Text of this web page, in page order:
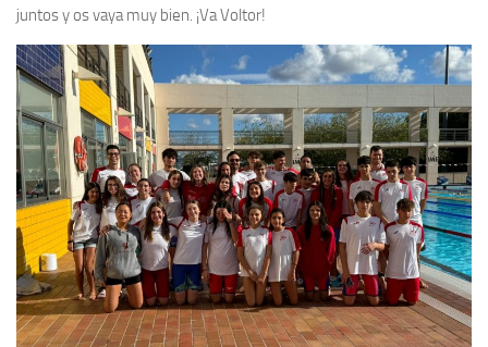
juntos y os vaya muy bien. ¡Va Voltor!